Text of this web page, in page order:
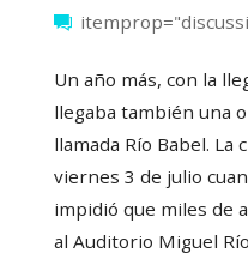
Un año más, con la
llegaba también una
llamada Río Babel. La
viernes 3 de julio
impidió que miles de
al Auditorio Miguel